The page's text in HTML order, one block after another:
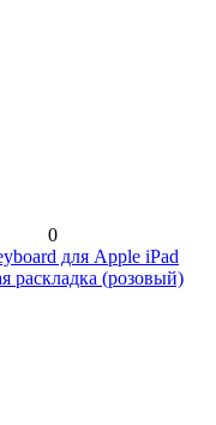
0
для Apple iPad
раскладка (розовый)